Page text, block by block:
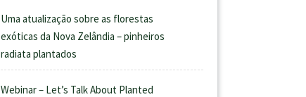
Uma atualização sobre as florestas
exóticas da Nova Zelândia – pinheiros
radiata plantados
Webinar – Let’s Talk About Planted